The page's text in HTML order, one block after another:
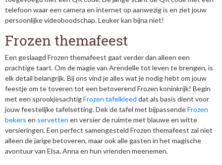
telefoon waar een camera en internet op aanwezig is en ziet jouw
persoonlijke videoboodschap. Leuker kan bijna niet!
Frozen themafeest
Een geslaagd Frozen themafeest gaat verder dan alleen een
prachtige taart. Om de magie van Arendelle tot leven te brengen, is
elk detail belangrijk. Bij ons vind je alles wat je nodig hebt om jouw
feestje om te toveren tot een betoverend Frozen koninkrijk! Begin
met een sprookjesachtigFrozen tafelkleed dat als basis dient voor
jouw feestelijke tafelsetting. Dek de tafel met bijpassendeFrozen
bekers en servetten en versier de ruimte met blauwe en witte
versieringen. Een perfect samengesteld Frozen themafeest zal niet
alleen de jarige betoveren, maar ook alle gasten in het magische
avontuur van Elsa, Anna en hun vrienden meenemen.